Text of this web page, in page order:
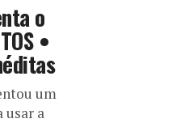
o
•
um
usar a